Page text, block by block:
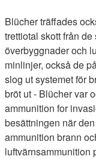
Blücher träffades
trettiotal skott från
överbyggnader och
minlinjer, också de
slog ut systemet för
bröt ut - Blücher var
ammunition for
besättningen när
ammunition brann
luftvärnsammunition